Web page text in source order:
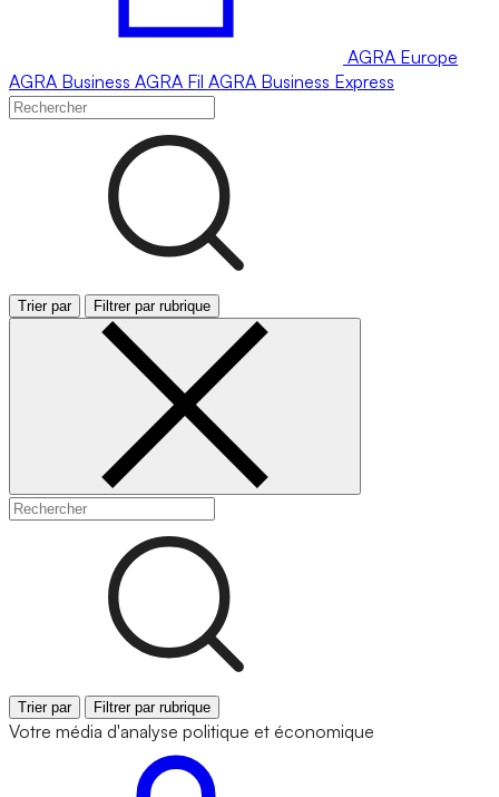
AGRA Europe
AGRA Business AGRA Fil AGRA Business Express
Trier par Filtrer par rubrique
Trier par Filtrer par rubrique
Votre média d'analyse politique et économique